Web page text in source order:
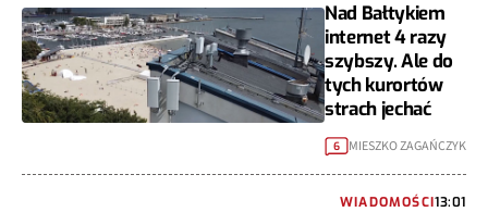
Nad Bałtykiem
internet 4 razy
szybszy. Ale do
tych kurortów
strach jechać
6 MIESZKO ZAGAŃCZYK
WIADOMOŚCI13:01